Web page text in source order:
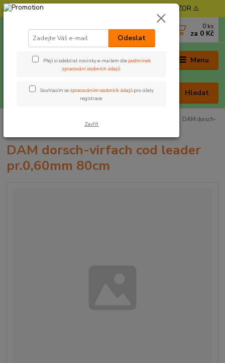
⚠️ POZOR - Objednávky expedujeme od 11. 8. - POZOR ⚠️
Menu
Hledat
0 ks
za 0 Kč
DAM dorsch-
virfach cod leader pr.0,60mm 80cm
DAM dorsch-virfach cod leader
pr.0,60mm 80cm
Odeslat
Přeji si odebírat novinky e-mailem dle podmínek
zpracování osobních údajů.
Souhlasím se zpracováním osobních údajů pro účely
registrace.
Zavřít